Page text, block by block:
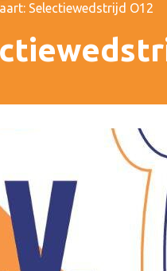
Selectiewedstrijd O12